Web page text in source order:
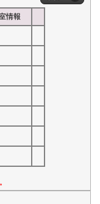
情報